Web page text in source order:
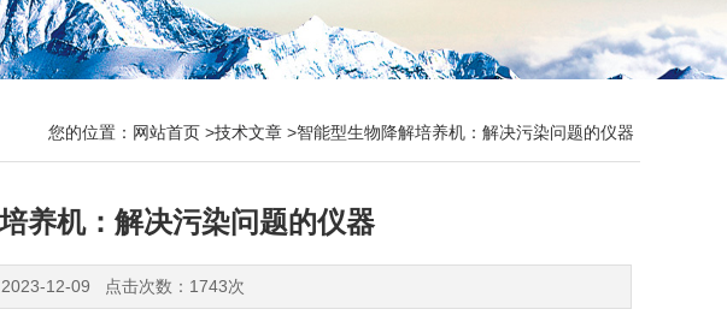
您的位置： 网站首页 >技术文章 >智能型生物降解培养机：解决污染问题的仪器
养机：解决污染问题的仪器
2023-12-09 点击次数：1743次